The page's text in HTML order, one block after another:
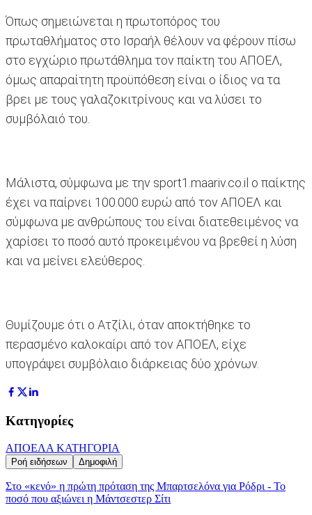
Όπως σημειώνεται η πρωτοπόρος του
πρωταθλήματος στο Ισραήλ θέλουν να φέρουν πίσω
στο εγχώριο πρωτάθλημα τον παίκτη του ΑΠΟΕΛ,
όμως απαραίτητη προϋπόθεση είναι ο ίδιος να τα
βρει με τους γαλαζοκιτρίνους και να λύσει το
συμβόλαιό του.
Μάλιστα, σύμφωνα με την sport1.maariv.co.il ο παίκτης
έχει να παίρνει 100.000 ευρώ από τον ΑΠΟΕΛ και
σύμφωνα με ανθρώπους του είναι διατεθειμένος να
χαρίσει το ποσό αυτό προκειμένου να βρεθεί η λύση
και να μείνει ελεύθερος.
Θυμίζουμε ότι ο Ατζίλι, όταν αποκτήθηκε το
περασμένο καλοκαίρι από τον ΑΠΟΕΛ, είχε
υπογράψει συμβόλαιο διάρκειας δύο χρόνων.
Κατηγορίες
ΑΠΟΕΛΑ ΚΑΤΗΓΟΡΙΑ
Ροή ειδήσεων Δημοφιλή
Στο «κενό» η πρώτη πρόταση της Μπαρτσελόνα για Ρόδρι - Το
ποσό που αξιώνει η Μάντσεστερ Σίτι